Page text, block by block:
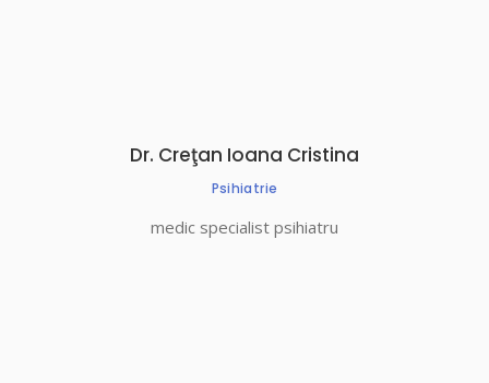
Dr. Creţan Ioana Cristina
Psihiatrie
medic specialist psihiatru